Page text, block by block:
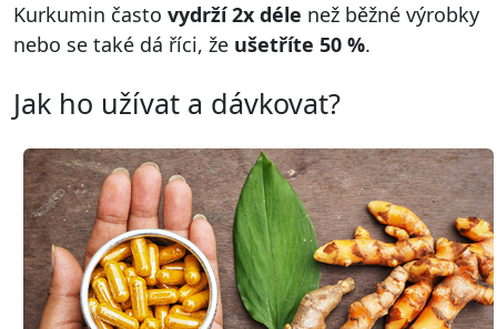
Kurkumin často vydrží 2x déle než běžné výrobky
nebo se také dá říci, že ušetříte 50 %.
Jak ho užívat a dávkovat?